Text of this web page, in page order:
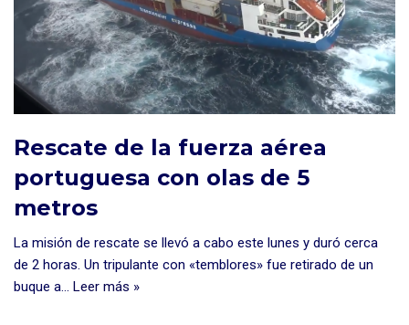
Rescate de la fuerza aérea
portuguesa con olas de 5
metros
La misión de rescate se llevó a cabo este lunes y duró cerca
de 2 horas. Un tripulante con «temblores» fue retirado de un
buque a… Leer más »